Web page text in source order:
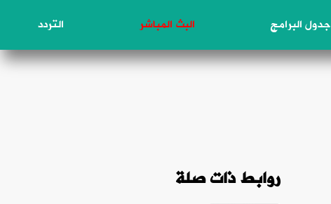
جدول البرامج البث المباشر التردد
روابط ذات صلة